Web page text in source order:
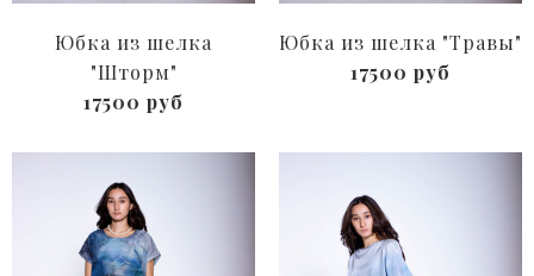
Юбка из шелка
"Шторм"
17500 руб
Юбка из шелка "Травы"
17500 руб